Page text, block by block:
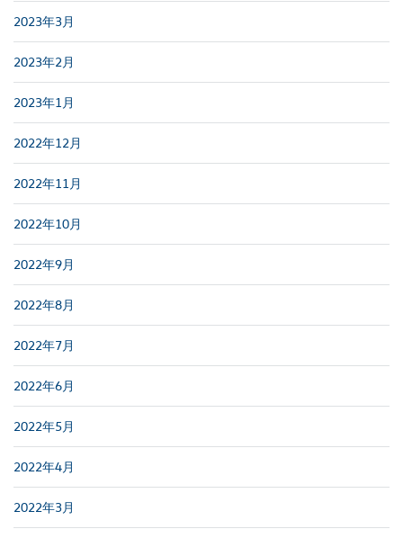
2023年3月
2023年2月
2023年1月
2022年12月
2022年11月
2022年10月
2022年9月
2022年8月
2022年7月
2022年6月
2022年5月
2022年4月
2022年3月